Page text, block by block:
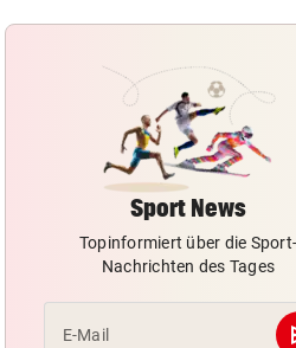
Sport News
Topinformiert über die Sport-
Nachrichten des Tages
E-Mail